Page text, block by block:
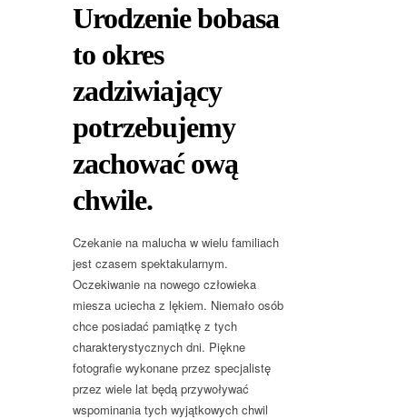
Urodzenie bobasa
to okres
zadziwiający
potrzebujemy
zachować ową
chwile.
Czekanie na malucha w wielu familiach
jest czasem spektakularnym.
Oczekiwanie na nowego człowieka
miesza uciecha z lękiem. Niemało osób
chce posiadać pamiątkę z tych
charakterystycznych dni. Piękne
fotografie wykonane przez specjalistę
przez wiele lat będą przywoływać
wspominania tych wyjątkowych chwil